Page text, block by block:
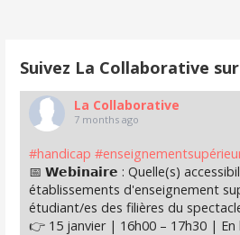
Suivez La Collaborative
La Collaborative
7 months ago
#handicap
📅 𝗪𝗲𝗯𝗶𝗻𝗮𝗶𝗿𝗲 : Quelle(s)
établissements d'enseignement
étudiant/es des filières du
👉 15 janvier | 16h00 – 17h30 | En